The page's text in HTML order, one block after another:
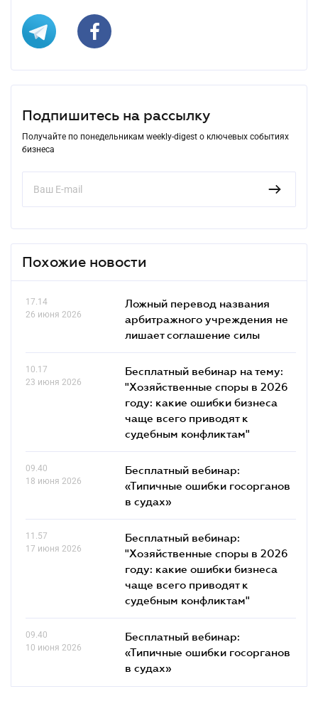
Подпишитесь на рассылку
Получайте по понедельникам weekly-digest о ключевых событиях
бизнеса
Похожие новости
17.14
26 июня 2026
Ложный перевод названия
арбитражного учреждения не
лишает соглашение силы
10.17
23 июня 2026
Бесплатный вебинар на тему:
"Хозяйственные споры в 2026
году: какие ошибки бизнеса
чаще всего приводят к
судебным конфликтам"
09.40
18 июня 2026
Бесплатный вебинар:
«Типичные ошибки госорганов
в судах»
11.57
17 июня 2026
Бесплатный вебинар:
"Хозяйственные споры в 2026
году: какие ошибки бизнеса
чаще всего приводят к
судебным конфликтам"
09.40
10 июня 2026
Бесплатный вебинар:
«Типичные ошибки госорганов
в судах»